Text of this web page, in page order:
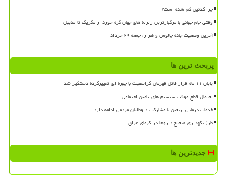
چرا کدئین کم شده است؟
وقتی جام جهانی با مرگبارترین زلزله های جهان گره خورد از مکزیک تا منجیل
آخرین وضعیت جاده چالوس و هراز، جمعه ۲۹ خرداد
پربحث ترین ها
پایان ۱۱ ماه فرار قاتل قهرمان کراسفیت با چهره ای تغییرکرده دستگیر شد
احتمال قطع موقت سیستم های تامین اجتماعی
خدمات درمانی اربعین با مشارکت داوطلبان مردمی ادامه دارد
طرز نگهداری صحیح داروها در گرمای عراق
جدیدترین ها